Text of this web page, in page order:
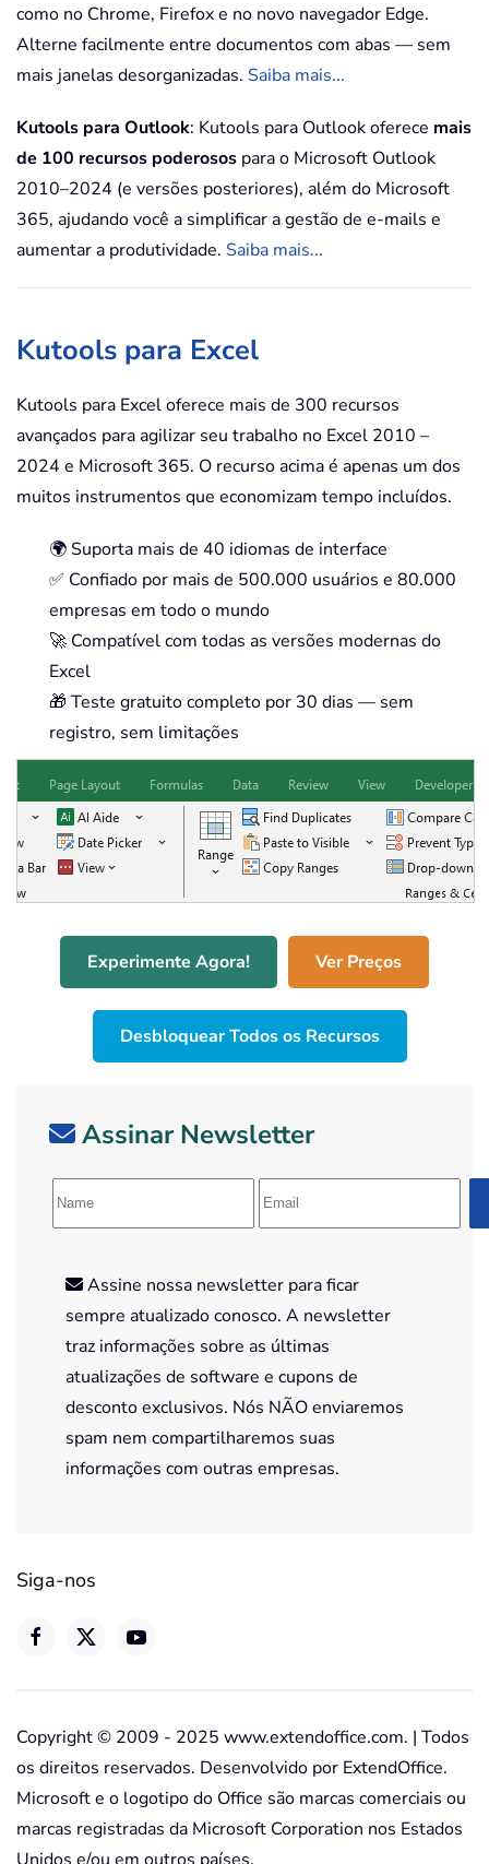
como no Chrome, Firefox e no novo navegador Edge.
Alterne facilmente entre documentos com abas — sem
mais janelas desorganizadas. Saiba mais...
Kutools para Outlook: Kutools para Outlook oferece mais
de 100 recursos poderosos para o Microsoft Outlook
2010–2024 (e versões posteriores), além do Microsoft
365, ajudando você a simplificar a gestão de e-mails e
aumentar a produtividade. Saiba mais...
Kutools para Excel
Kutools para Excel oferece mais de 300 recursos
avançados para agilizar seu trabalho no Excel 2010 –
2024 e Microsoft 365. O recurso acima é apenas um dos
muitos instrumentos que economizam tempo incluídos.
🌍 Suporta mais de 40 idiomas de interface
✅ Confiado por mais de 500.000 usuários e 80.000
empresas em todo o mundo
🚀 Compatível com todas as versões modernas do
Excel
🎁 Teste gratuito completo por 30 dias — sem
registro, sem limitações
Experimente Agora! Ver Preços
Desbloquear Todos os Recursos
Assinar Newsletter
Assine nossa newsletter para ficar
sempre atualizado conosco. A newsletter
traz informações sobre as últimas
atualizações de software e cupons de
desconto exclusivos. Nós NÃO enviaremos
spam nem compartilharemos suas
informações com outras empresas.
Siga-nos
Copyright © 2009 - 2025 www.extendoffice.com. | Todos
os direitos reservados. Desenvolvido por ExtendOffice.
Microsoft e o logotipo do Office são marcas comerciais ou
marcas registradas da Microsoft Corporation nos Estados